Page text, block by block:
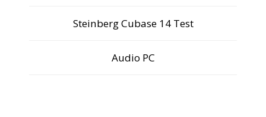
Steinberg Cubase 14 Test
Audio PC